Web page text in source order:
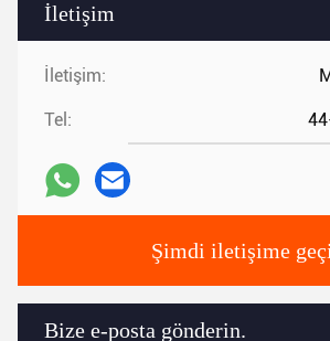
İletişim
İletişim:
Tel:
Şimdi iletişime
Bize e-posta gönderin.